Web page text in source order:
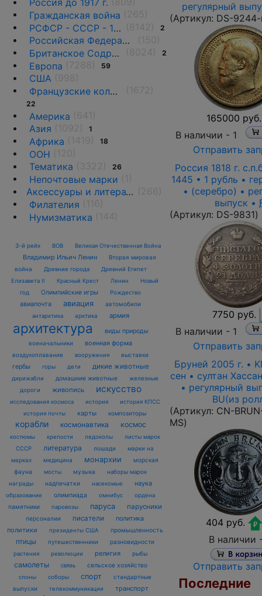
Россия до 1917 г.
Гражданская война
РСФСР - СССР - 1918 - 1991
2
Российская Федерация(1992 г.-н.д.)
Британское Содружество
2
Европа 59
США
Французские колонии и территории
22
Америка
Азия
1
Африка 18
ООН
Тематика
26
Непочтовые марки
Аксессуары и литература
Филателия
Нумизматика
3-й рейх ВОВ Великая Отечественная Война
Владимир Ильич Ленин
Вторая мировая
война
Древние города
Древний Египет
Елизавета II
Красный Крест Ленин
Новый
год
Олимпийские игры Рождество
авиапочта авиация автомобили
антарктика арктика армия
архитектура виды природы
военачальники военная форма
воздухоплавание вооружения выставки
гербы горы дети дикие животные
дирижабли домашние животные
железные
дороги
живопись искусство
исследования космоса история
история КПСС
история почты
карты композиторы
корабли космонавтика космос
костюмы крепости ледоколы
листы марок
СССР
литература лошади
марки на
марках
медицина монархии
морская
фауна
мосты музыка наборы марок
награды надпечатки насекомые наука
образование олимпиада омнибус ордена
памятники паровозы паруса парусники
персоналии писатели
политика
политики
президенты США промышленность
птицы путешественники разновидности
растения революции религия рыбы
самолеты связь сельское хозяйство
слоны соборы спорт
стандартные
выпуски
телекоммуникации транспорт
регулярный
(Артикул: DS-
165000 руб.
В наличии - 1
Отправить
Россия 1818 г.
1445 • 1 рубль •
• (серебро) •
выпуск •
(Артикул: DS-9831)
7750 руб.
В наличии - 1
Отправить
Бруней 2005 г. •
сен • султан
• регулярный
BU(из
(Артикул: CN-
MS)
404 руб.
В наличии
Отправить
Последние